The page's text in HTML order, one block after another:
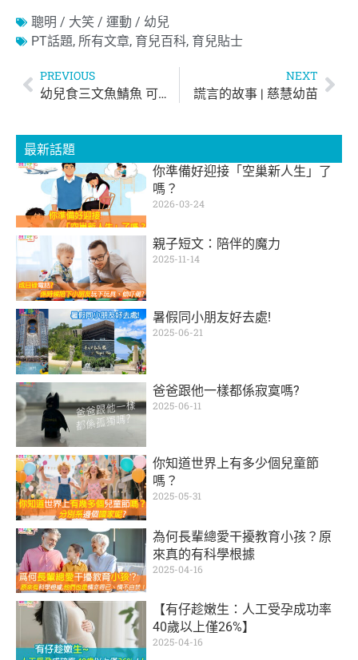
聰明 / 大笑 / 運動 / 幼兒
PT話題, 所有文章, 育兒百科, 育兒貼士
PREVIOUS
幼兒食三文魚鯖魚 可減少日後患鼻敏感風險
NEXT
謊言的故事 | 慈慧幼苗
最新話題
你準備好迎接「空巢新人生」了
嗎？
2026-03-24
親子短文：陪伴的魔力
2025-11-14
暑假同小朋友好去處!
2025-06-21
爸爸跟他一樣都係寂寞嗎?
2025-06-11
你知道世界上有多少個兒童節
嗎？
2025-05-31
為何長輩總愛干擾教育小孩？原
來真的有科學根據
2025-04-16
【有仔趁嫩生：人工受孕成功率
40歲以上僅26%】
2025-04-16